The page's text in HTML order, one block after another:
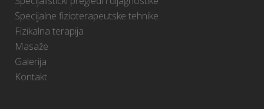
Specijalne fizioterapeutske tehnike
Fizikalna terapija
Masaže
Galerija
Kontakt